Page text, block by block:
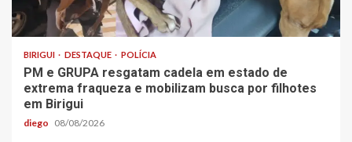
BIRIGUI DESTAQUE POLÍCIA
PM e GRUPA resgatam cadela em estado de
extrema fraqueza e mobilizam busca por filhotes
em Birigui
diego 08/08/2026